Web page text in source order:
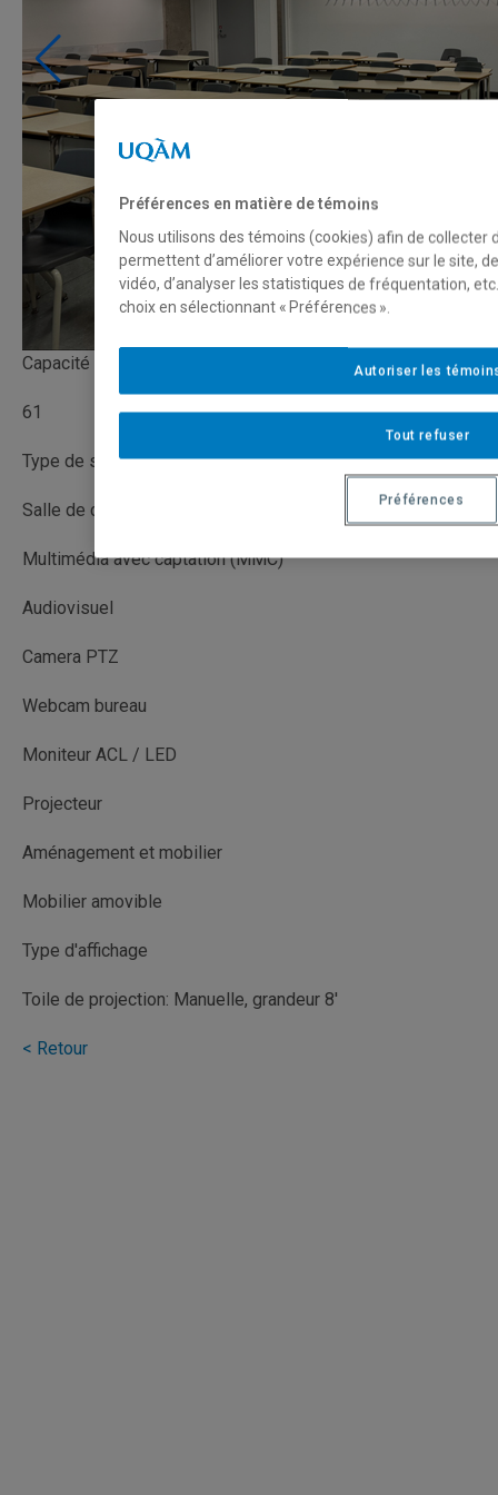
Capacité
61
Type de salle
Salle de cours
Multimédia avec captation (MMC)
Audiovisuel
Camera PTZ
Webcam bureau
Moniteur ACL / LED
Projecteur
Aménagement et mobilier
Mobilier amovible
Type d'affichage
Toile de projection: Manuelle, grandeur 8'
< Retour
Préférences en matière de témoins
Nous utilisons des témoins (cookies) afin de collecter
permettent d’améliorer votre expérience sur le site,
vidéo, d’analyser les statistiques de fréquentation,
choix en sélectionnant « Préférences ».
Tout refuser
Autoriser les
Préférences